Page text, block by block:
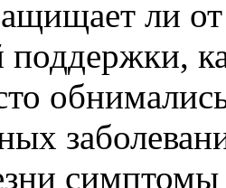
ли
поддержки,